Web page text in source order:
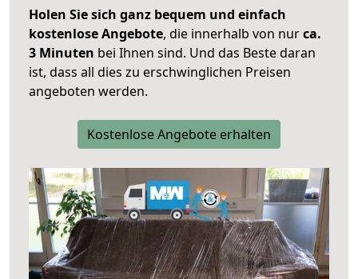
Holen Sie sich ganz bequem und einfach
kostenlose Angebote, die innerhalb von nurca.
3 Minuten bei Ihnen sind. Und das Beste daran
ist, dass all dies zu erschwinglichen Preisen
angeboten werden.
Kostenlose Angebote erhalten